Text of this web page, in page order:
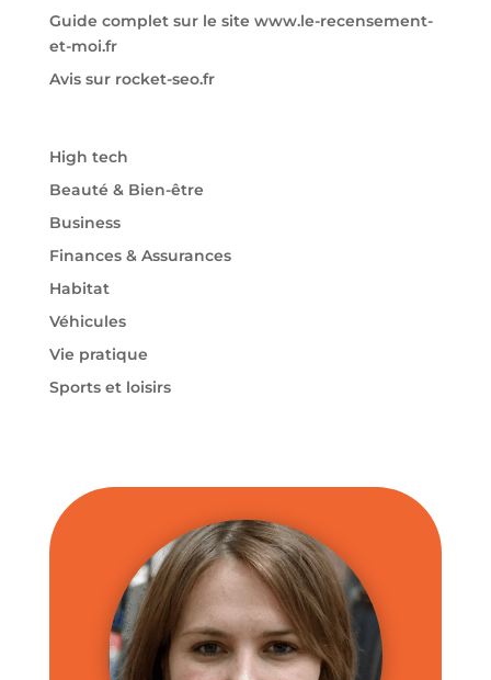
Guide complet sur le site www.le-recensement-
et-moi.fr
Avis sur rocket-seo.fr
High tech
Beauté & Bien-être
Business
Finances & Assurances
Habitat
Véhicules
Vie pratique
Sports et loisirs